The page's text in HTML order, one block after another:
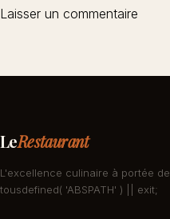
LeRestaurant
L'excellence culinaire à portée de
tousdefined( 'ABSPATH' ) || exit;